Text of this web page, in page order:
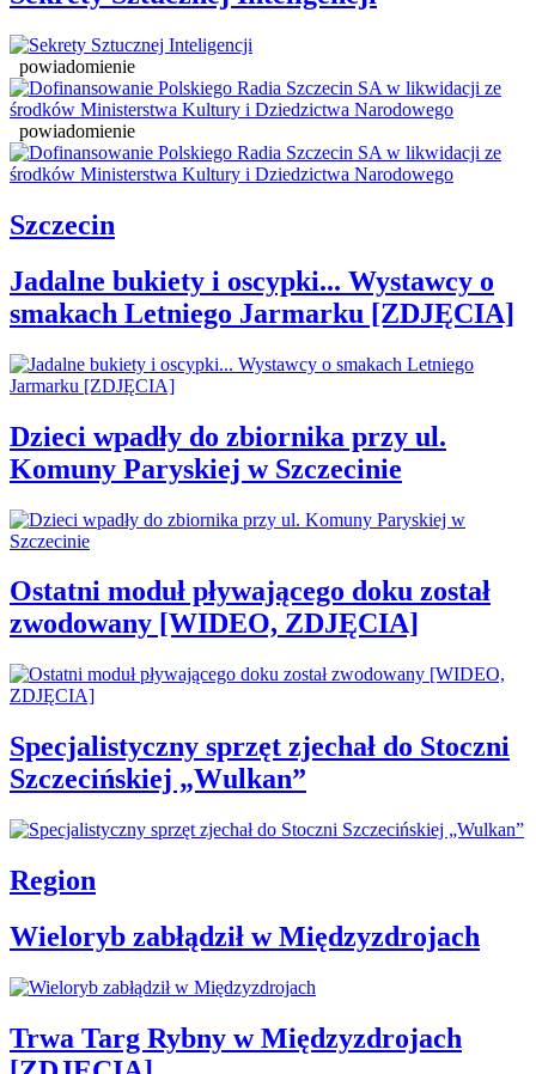
powiadomienie
powiadomienie
Szczecin
Jadalne bukiety i oscypki... Wystawcy o
smakach Letniego Jarmarku [ZDJĘCIA]
Dzieci wpadły do zbiornika przy ul.
Komuny Paryskiej w Szczecinie
Ostatni moduł pływającego doku został
zwodowany [WIDEO, ZDJĘCIA]
Specjalistyczny sprzęt zjechał do Stoczni
Szczecińskiej „Wulkan”
Region
Wieloryb zabłądził w Międzyzdrojach
Trwa Targ Rybny w Międzyzdrojach